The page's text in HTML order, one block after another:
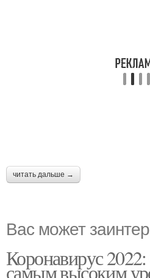
читать дальше →
Вас может
Коронавирус
самым высоким